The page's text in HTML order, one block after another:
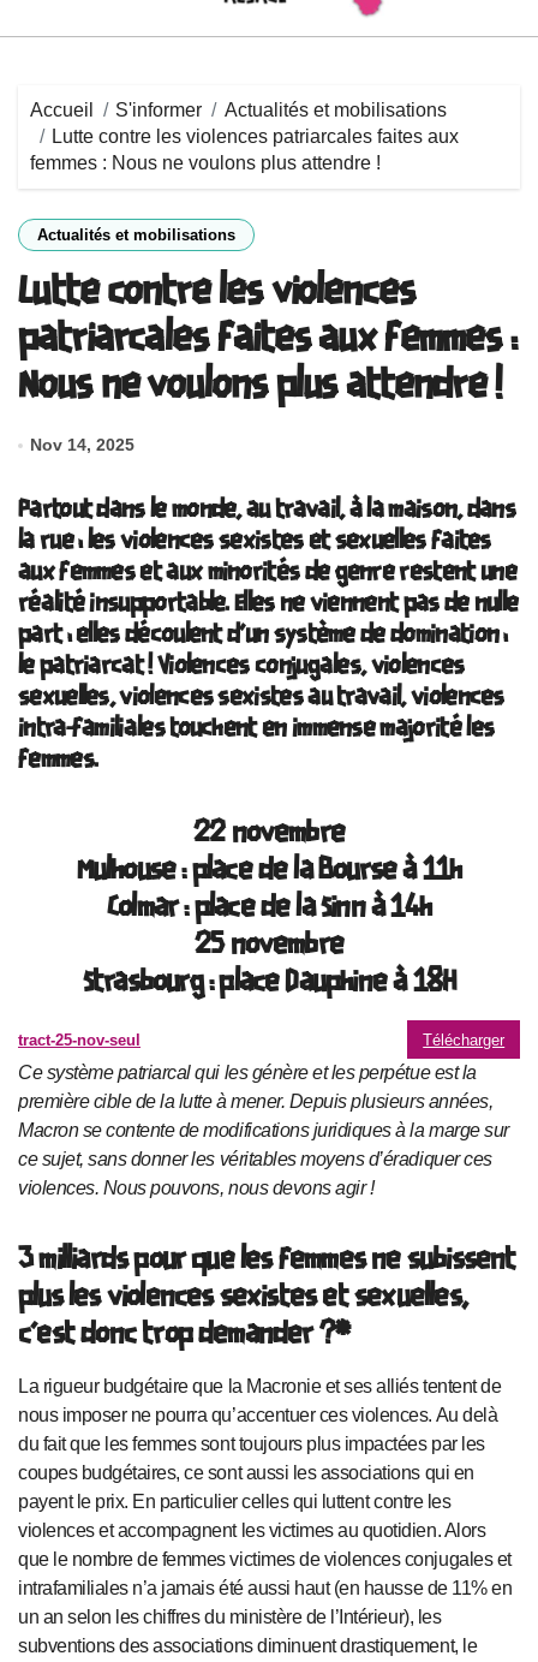
Accueil S'informer
Actualités et mobilisations
Lutte contre les violences patriarcales faites aux
femmes : Nous ne voulons plus attendre !
Actualités et mobilisations
Lutte contre les violences
patriarcales faites aux femmes :
Nous ne voulons plus attendre !
Nov 14, 2025
Partout dans le monde, au travail, à la maison, dans
la rue : les violences sexistes et sexuelles faites
aux femmes et aux minorités de genre restent une
réalité insupportable. Elles ne viennent pas de nulle
part : elles découlent d’un système de domination :
le patriarcat ! Violences conjugales, violences
sexuelles, violences sexistes au travail, violences
intra-familiales touchent en immense majorité les
femmes.
22 novembre
Mulhouse : place de la Bourse à 11h
Colmar : place de la Sinn à 14h
25 novembre
Strasbourg : place Dauphine à 18H
tract-25-nov-seul Télécharger
Ce système patriarcal qui les génère et les perpétue est la
première cible de la lutte à mener. Depuis plusieurs années,
Macron se contente de modifications juridiques à la marge sur
ce sujet, sans donner les véritables moyens d’éradiquer ces
violences. Nous pouvons, nous devons agir !
3 milliards pour que les femmes ne subissent
plus les violences sexistes et sexuelles,
c’est donc trop demander ?*
La rigueur budgétaire que la Macronie et ses alliés tentent de
nous imposer ne pourra qu’accentuer ces violences. Au delà
du fait que les femmes sont toujours plus impactées par les
coupes budgétaires, ce sont aussi les associations qui en
payent le prix. En particulier celles qui luttent contre les
violences et accompagnent les victimes au quotidien. Alors
que le nombre de femmes victimes de violences conjugales et
intrafamiliales n’a jamais été aussi haut (en hausse de 11% en
un an selon les chiffres du ministère de l’Intérieur), les
subventions des associations diminuent drastiquement, le